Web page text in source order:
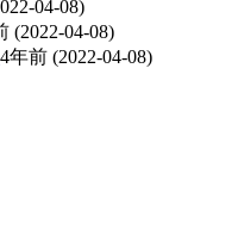
04-08)
(2022-04-08)
4年前 (2022-04-08)